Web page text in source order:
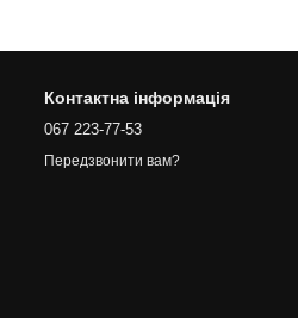
Контактна інформація
067 223-77-53
Передзвонити вам?